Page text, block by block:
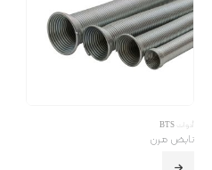
أدوات BTS
نابض مرن